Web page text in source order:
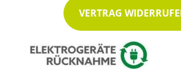
VERTRAG